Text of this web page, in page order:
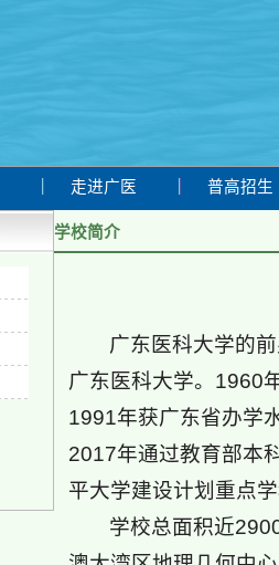
走进广医 普高招生
学校简介
广东医科大学的
广东医科大学。1960
1991年获广东省办学
2017年通过教育部本
平大学建设计划重点
学校总面积近